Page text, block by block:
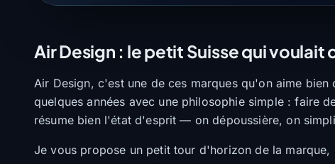
Air Design : le petit Suisse qui voulait
Air Design, c'est une de ces marques qu'on aime
quelques années avec une philosophie simple : faire
résume bien l'état d'esprit — on dépoussière, on
Je vous propose un petit tour d'horizon de la